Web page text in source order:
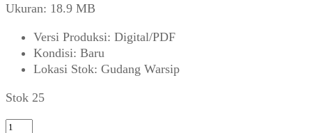
Ukuran: 18.9 MB
Versi Produksi: Digital/PDF
Kondisi: Baru
Lokasi Stok: Gudang Warsip
Stok 25
Kuantitas